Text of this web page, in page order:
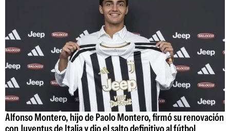
Alfonso Montero, hijo de Paolo Montero, firmó su renovación
con Juventus de Italia y dio el salto definitivo al fútbol